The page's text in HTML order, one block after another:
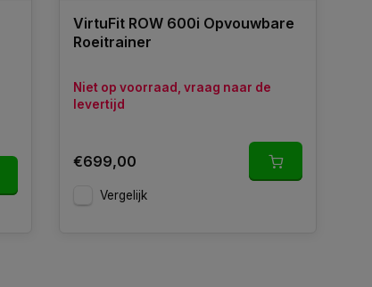
VirtuFit ROW 600i Opvouwbare
Roeitrainer
Niet op voorraad, vraag naar de
levertijd
€699,00
Vergelijk